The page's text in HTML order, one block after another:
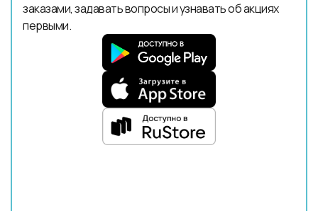
заказами, задавать вопросы и узнавать об акциях
первыми.